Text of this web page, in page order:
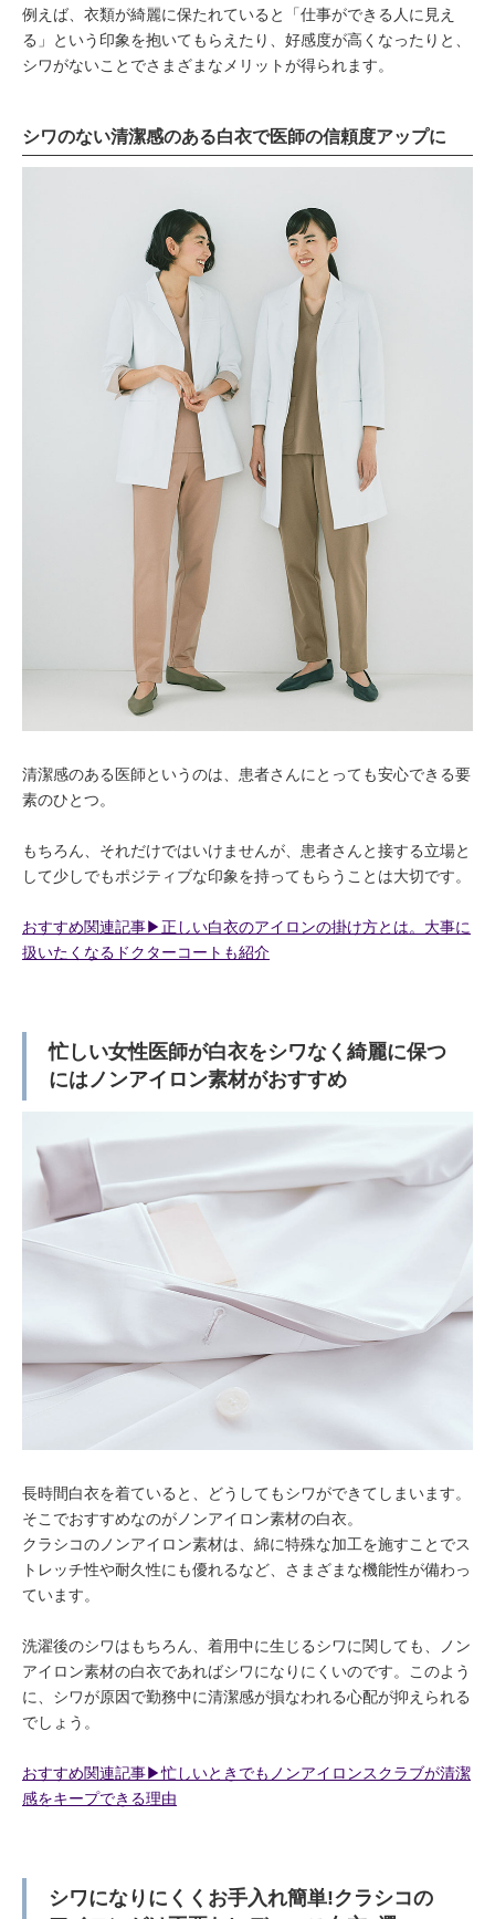
例えば、衣類が綺麗に保たれていると「仕事ができる人に見え
る」という印象を抱いてもらえたり、好感度が高くなったりと、
シワがないことでさまざまなメリットが得られます。
シワのない清潔感のある白衣で医師の信頼度アップに
清潔感のある医師というのは、患者さんにとっても安心できる要
素のひとつ。
もちろん、それだけではいけませんが、患者さんと接する立場と
して少しでもポジティブな印象を持ってもらうことは大切です。
おすすめ関連記事▶︎正しい白衣のアイロンの掛け方とは。大事に
扱いたくなるドクターコートも紹介
忙しい女性医師が白衣をシワなく綺麗に保つ
にはノンアイロン素材がおすすめ
長時間白衣を着ていると、どうしてもシワができてしまいます。
そこでおすすめなのがノンアイロン素材の白衣。
クラシコのノンアイロン素材は、綿に特殊な加工を施すことでス
トレッチ性や耐久性にも優れるなど、さまざまな機能性が備わっ
ています。
洗濯後のシワはもちろん、着用中に生じるシワに関しても、ノン
アイロン素材の白衣であればシワになりにくいのです。このよう
に、シワが原因で勤務中に清潔感が損なわれる心配が抑えられる
でしょう。
おすすめ関連記事▶︎忙しいときでもノンアイロンスクラブが清潔
感をキープできる理由
シワになりにくくお手入れ簡単!クラシコの